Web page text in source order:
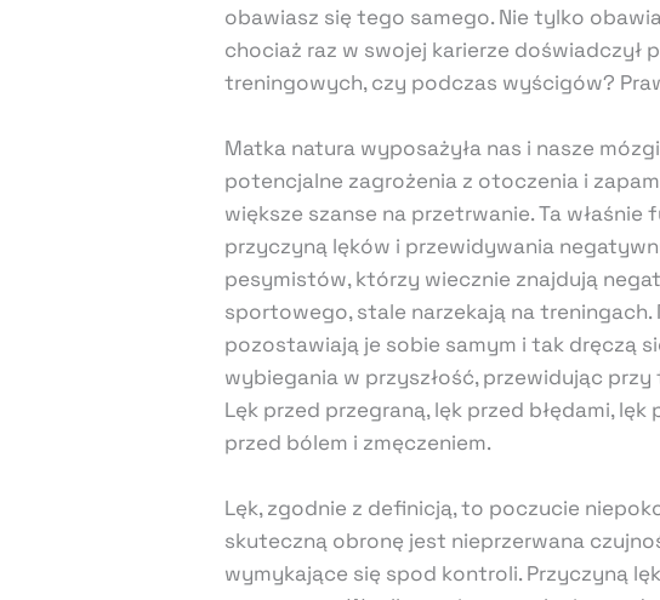
obawiasz się tego samego. Nie tylko
chociaż raz w swojej karierze doświadczył
treningowych, czy podczas wyścigów?
Matka natura wyposażyła nas i nasze
potencjalne zagrożenia z otoczenia i
większe szanse na przetrwanie. Ta
przyczyną lęków i przewidywania
pesymistów, którzy wiecznie znajdują
sportowego, stale narzekają na
pozostawiają je sobie samym i tak dręczą
wybiegania w przyszłość, przewidując
Lęk przed przegraną, lęk przed błędami,
przed bólem i zmęczeniem.
Lęk, zgodnie z definicją, to poczucie
skuteczną obronę jest nieprzerwana
wymykające się spod kontroli. Przyczyną